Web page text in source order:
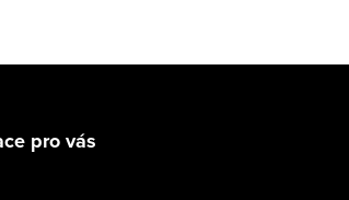
pro vás